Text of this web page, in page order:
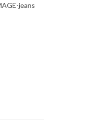
jeans